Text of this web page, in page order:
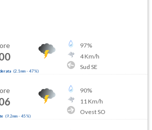
ore
(2.1mm- 47%)
97%
4Km/h
Sud SE
ore
(9.2mm- 45 %)
90%
11 Km/h
Ovest SO